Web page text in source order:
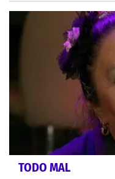
TODO MAL